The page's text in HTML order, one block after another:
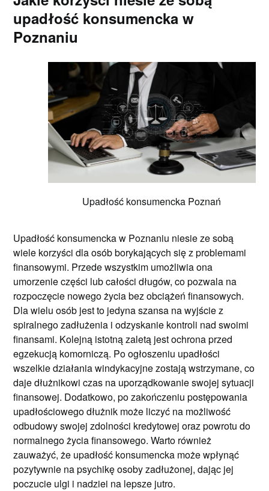
upadłość konsumencka w
Poznaniu
Upadłość konsumencka Poznań
Upadłość konsumencka w Poznaniu niesie ze sobą
wiele korzyści dla osób borykających się z problemami
finansowymi. Przede wszystkim umożliwia ona
umorzenie części lub całości długów, co pozwala na
rozpoczęcie nowego życia bez obciążeń finansowych.
Dla wielu osób jest to jedyna szansa na wyjście z
spiralnego zadłużenia i odzyskanie kontroli nad swoimi
finansami. Kolejną istotną zaletą jest ochrona przed
egzekucją komorniczą. Po ogłoszeniu upadłości
wszelkie działania windykacyjne zostają wstrzymane, co
daje dłużnikowi czas na uporządkowanie swojej sytuacji
finansowej. Dodatkowo, po zakończeniu postępowania
upadłościowego dłużnik może liczyć na możliwość
odbudowy swojej zdolności kredytowej oraz powrotu do
normalnego życia finansowego. Warto również
zauważyć, że upadłość konsumencka może wpłynąć
pozytywnie na psychikę osoby zadłużonej, dając jej
poczucie ulgi i nadziei na lepsze jutro.